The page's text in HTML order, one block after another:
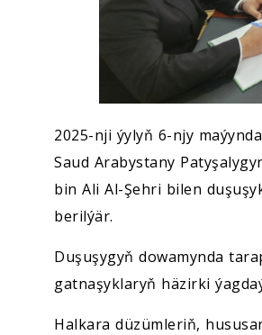
2025-nji ýylyň 6-njy
Saud Arabystany
bin Ali Al-Şehri bilen
berilýär.
Duşuşygyň dowamynda
gatnaşyklaryň häzirki
Halkara düzümleriň,